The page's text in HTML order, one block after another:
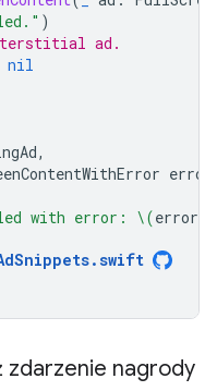
)
ad.
nil
,
error
with error: \(error
.swift
zdarzenie nagrody